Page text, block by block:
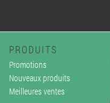
PRODUITS
Promotions
Nouveaux produits
Meilleures ventes